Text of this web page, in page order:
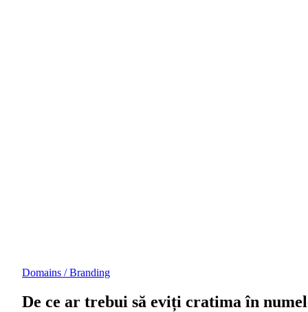
Domains / Branding
De ce ar trebui să eviți cratima în